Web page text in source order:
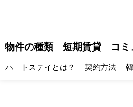
物件の種類 短期賃貸 コミ
ハートステイとは？ 契約方法